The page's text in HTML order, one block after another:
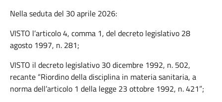
Nella seduta del 30 aprile 2026:
VISTO l’articolo 4, comma 1, del decreto legislativo 28
agosto 1997, n. 281;
VISTO il decreto legislativo 30 dicembre 1992, n. 502,
recante “Riordino della disciplina in materia sanitaria, a
norma dell’articolo 1 della legge 23 ottobre 1992, n. 421”;